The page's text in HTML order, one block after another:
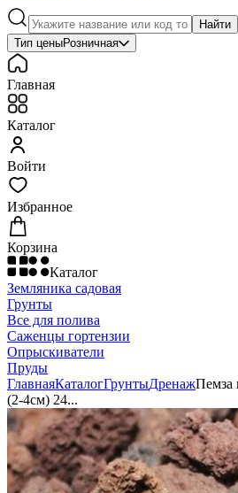
Найти
Тип ценыРозничная
Главная
Каталог
Войти
Избранное
Корзина
Каталог
Земляника садовая
Грунты
Все для полива
Саженцы гортензии
Опрыскиватели
Пруды
ГлавнаяКаталогГрунтыДренажПемза
(2-4см) 24...